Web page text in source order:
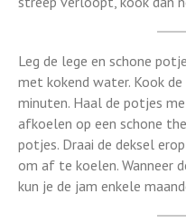
Leg de lege en schone
met kokend water. Kook
minuten. Haal de potjes
afkoelen op een schone
potjes. Draai de deksel
om af te koelen. Wanneer
kun je de jam enkele